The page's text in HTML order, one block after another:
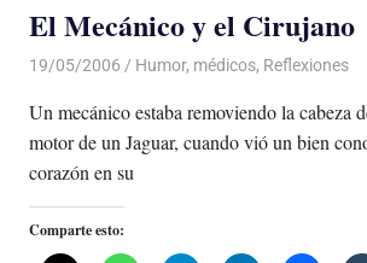
El Mecánico y el Cirujano
19/05/2006 Luis Castellanos
Humor, médicos, Reflexiones
Un mecánico estaba removiendo la cabeza
motor de un Jaguar, cuando vió un bien
corazón en su
Comparte esto: